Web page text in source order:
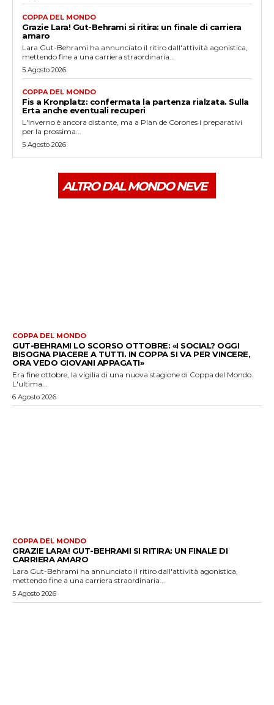
COPPA DEL MONDO
Grazie Lara! Gut-Behrami si ritira: un finale di carriera
amaro
Lara Gut-Behrami ha annunciato il ritiro dall'attività agonistica,
mettendo fine a una carriera straordinaria...
5 Agosto 2026
COPPA DEL MONDO
Fis a Kronplatz: confermata la partenza rialzata. Sulla
Erta anche eventuali recuperi
L'inverno è ancora distante, ma a Plan de Corones i preparativi
per la prossima...
5 Agosto 2026
ALTRO DAL MONDO NEVE
COPPA DEL MONDO
GUT-BEHRAMI LO SCORSO OTTOBRE: «I SOCIAL? OGGI
BISOGNA PIACERE A TUTTI. IN COPPA SI VA PER VINCERE,
ORA VEDO GIOVANI APPAGATI»
Era fine ottobre, la vigilia di una nuova stagione di Coppa del Mondo.
L'ultima...
6 Agosto 2026
COPPA DEL MONDO
GRAZIE LARA! GUT-BEHRAMI SI RITIRA: UN FINALE DI
CARRIERA AMARO
Lara Gut-Behrami ha annunciato il ritiro dall'attività agonistica,
mettendo fine a una carriera straordinaria...
5 Agosto 2026